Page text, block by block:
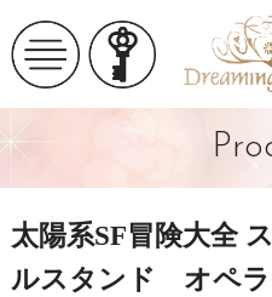
太陽系SF冒険大全
ルスタンド オペラ